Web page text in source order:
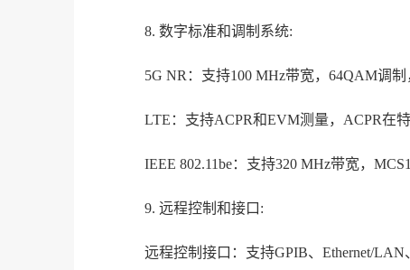
8. 数字标准和调制系统:
5G NR：支持100 MHz带宽，64QAM调
LTE：支持ACPR和EVM测量，ACPR在
IEEE 802.11be：支持320 MHz带宽，
9. 远程控制和接口:
远程控制接口：支持GPIB、Ethernet/LAN